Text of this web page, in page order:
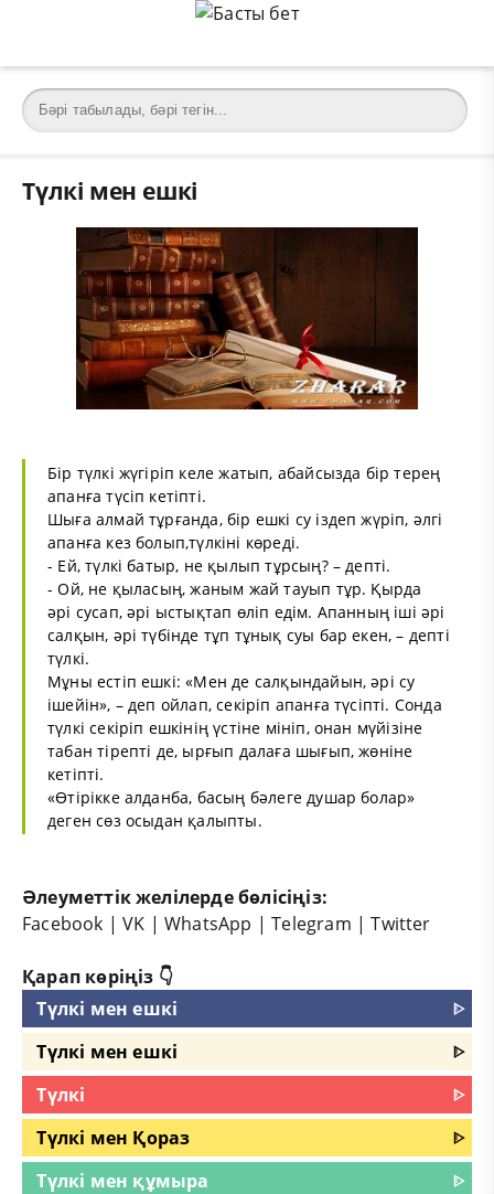
Түлкі мен ешкі
Бір түлкі жүгіріп келе жатып, абайсызда бір терең
апанға түсіп кетіпті.
Шыға алмай тұрғанда, бір ешкі су іздеп жүріп, әлгі
апанға кез болып,түлкіні көреді.
- Ей, түлкі батыр, не қылып тұрсың? – депті.
- Ой, не қыласың, жаным жай тауып тұр. Қырда
әрі сусап, әрі ыстықтап өліп едім. Апанның іші әрі
салқын, әрі түбінде тұп тұнық суы бар екен, – депті
түлкі.
Мұны естіп ешкі: «Мен де салқындайын, әрі су
ішейін», – деп ойлап, секіріп апанға түсіпті. Сонда
түлкі секіріп ешкінің үстіне мініп, онан мүйізіне
табан тірепті де, ырғып далаға шығып, жөніне
кетіпті.
«Өтірікке алданба, басың бәлеге душар болар»
деген сөз осыдан қалыпты.
Әлеуметтік желілерде бөлісіңіз:
Facebook |VK |WhatsApp |Telegram |Twitter
Қарап көріңіз 👇
Түлкі мен ешкі
ᐈ
Түлкі мен ешкі
ᐈ
Түлкі
ᐈ
Түлкі мен Қораз
ᐈ
Түлкі мен құмыра
ᐈ